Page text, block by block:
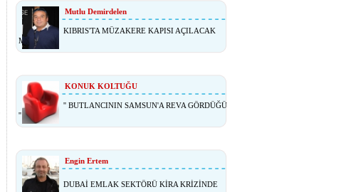
Mutlu Demirdelen
KIBRIS'TA MÜZAKERE KAPISI AÇILACAK
MI?
KONUK KOLTUĞU
'' BUTLANCININ SAMSUN'A REVA GÖRDÜĞÜ
''
Engin Ertem
DUBAİ EMLAK SEKTÖRÜ KİRA KRİZİNDE